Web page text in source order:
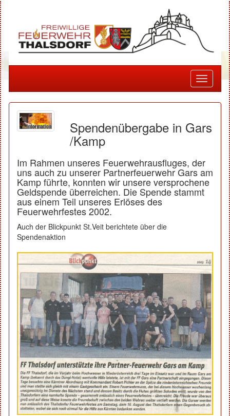
Toggle
Spendenübergabe in Gars
/Kamp
Im Rahmen unseres Feuerwehrausfluges, der
uns auch zu unserer Partnerfeuerwehr Gars am
Kamp führte, konnten wir unsere versprochene
Geldspende überreichen. Die Spende stammt
aus einem Teil unseres Erlöses des
Feuerwehrfestes 2002.
Auch der Blickpunkt St.Veit berichtete über die
Spendenaktion